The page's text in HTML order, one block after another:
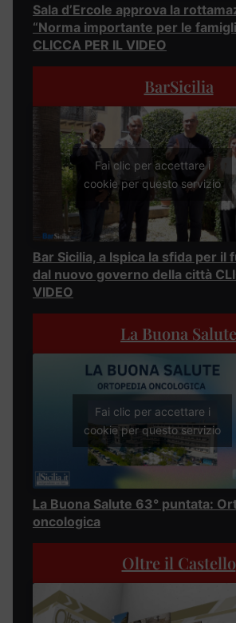
Sala d’Ercole approva la
“Norma importante per le
CLICCA PER IL VIDEO
BarSicilia
Fai clic per accettare i
cookie per questo servizio
Bar Sicilia, a Ispica la sfida per il
dal nuovo governo della città
VIDEO
La Buona Salute
Fai clic per accettare i
cookie per questo servizio
La Buona Salute 63° puntata:
oncologica
Oltre il Castello